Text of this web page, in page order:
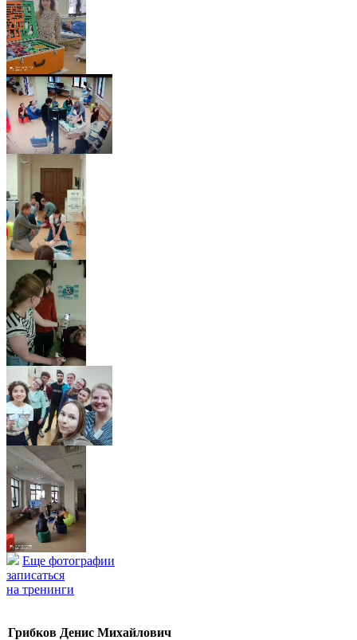
Еще фотографии
записаться
на тренинги
Грибков Денис Михайлович